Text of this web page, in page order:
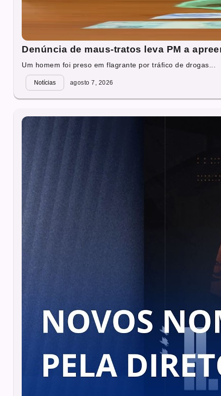
Denúncia de maus-tratos leva PM a
Um homem foi preso em flagrante por tráfico de drogas...
Notícias agosto 7, 2026